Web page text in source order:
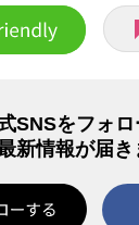
SNSをフォロ
新情報が届き